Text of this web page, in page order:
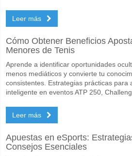
Marcarán ambos equipos en el
Sí para Ambos Equipos Marcan, con un
Cuál es el pronóstico de
En el lado arriesgado, puede probar el
Leer más
Cómo Obtener Beneficios
Menores de Tenis
Aprende a identificar oportunidades
menos mediáticos y convierte tu
consistentes. Estrategias prácticas para
inteligente en eventos ATP 250,
Leer más
Apuestas en eSports:
Consejos Esenciales